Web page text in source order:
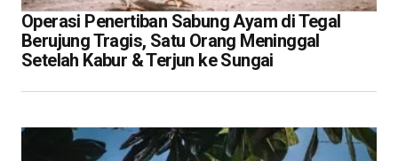
Operasi Penertiban Sabung Ayam di Tegal
Berujung Tragis, Satu Orang Meninggal
Setelah Kabur & Terjun ke Sungai